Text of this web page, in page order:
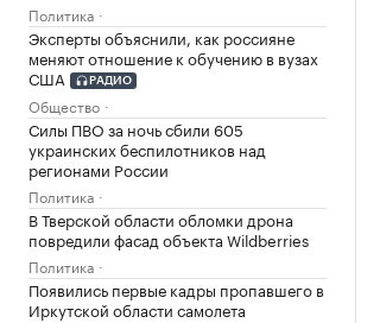
Политика
Эксперты объяснили, как россияне
меняют отношение к обучению в вузах
США
РАДИО
Общество
Силы ПВО за ночь сбили 605
украинских беспилотников над
регионами России
Политика
В Тверской области обломки дрона
повредили фасад объекта Wildberries
Политика
Появились первые кадры пропавшего в
Иркутской области самолета